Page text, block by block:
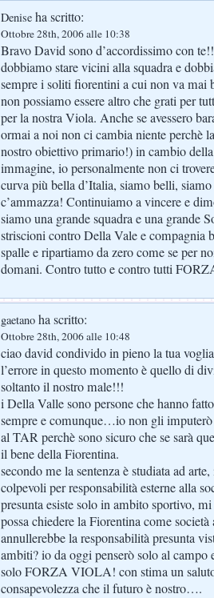
Denise ha scritto:
Ottobre 28th, 2006 alle 10:38
Bravo David sono d’accordissimo con
dobbiamo stare vicini alla squadra e
sempre i soliti fiorentini a cui non va mai
non possiamo essere altro che grati per
per la nostra Viola. Anche se avessero
ormai a noi non ci cambia niente perchè
nostro obiettivo primario!) in cambio
immagine, io personalmente non ci
curva più bella d’Italia, siamo belli,
c’ammazza! Continuiamo a vincere e
siamo una grande squadra e una grande
striscioni contro Della Vale e compagnia
spalle e ripartiamo da zero come se per
domani. Contro tutto e contro tutti
gaetano ha scritto:
Ottobre 28th, 2006 alle 10:48
ciao david condivido in pieno la tua
l’errore in questo momento è quello di
soltanto il nostro male!!!
i Della Valle sono persone che hanno
sempre e comunque…io non gli
al TAR perchè sono sicuro che se sarà
il bene della Fiorentina.
secondo me la sentenza è studiata ad
colpevoli per responsabilità esterne alla
presunta esiste solo in ambito sportivo,
possa chiedere la Fiorentina come
annullerebbe la responsabilità presunta
ambiti? io da oggi penserò solo al
solo FORZA VIOLA! con stima un
consapevolezza che il futuro è nostro….